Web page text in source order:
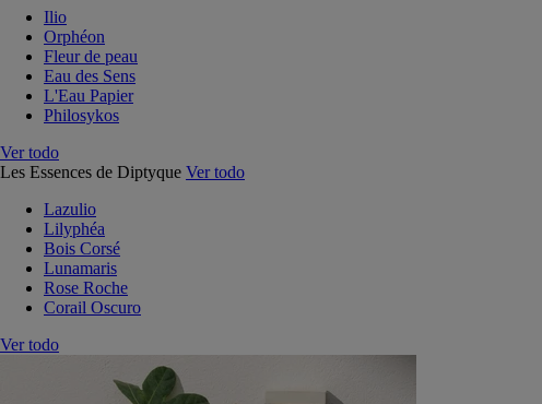
Ilio
Orphéon
Fleur de peau
Eau des Sens
L'Eau Papier
Philosykos
Ver todo
Les Essences de Diptyque Ver todo
Lazulio
Lilyphéa
Bois Corsé
Lunamaris
Rose Roche
Corail Oscuro
Ver todo